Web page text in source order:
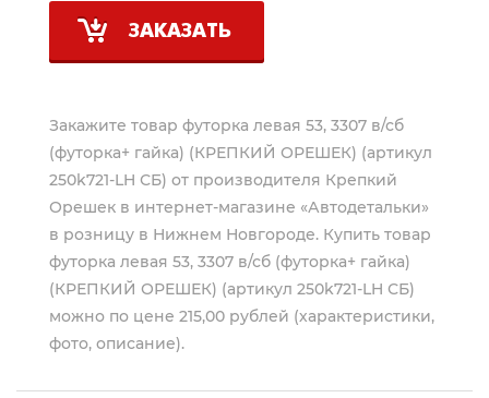
ЗАКАЗАТЬ
Закажите товар футорка левая 53, 3307 в/сб
(футорка+ гайка) (КРЕПКИЙ ОРЕШЕК) (артикул
250k721-LH СБ) от производителя Крепкий
Орешек в интернет-магазине «Автодетальки»
в розницу в Нижнем Новгороде. Купить товар
футорка левая 53, 3307 в/сб (футорка+ гайка)
(КРЕПКИЙ ОРЕШЕК) (артикул 250k721-LH СБ)
можно по цене 215,00 рублей (характеристики,
фото, описание).